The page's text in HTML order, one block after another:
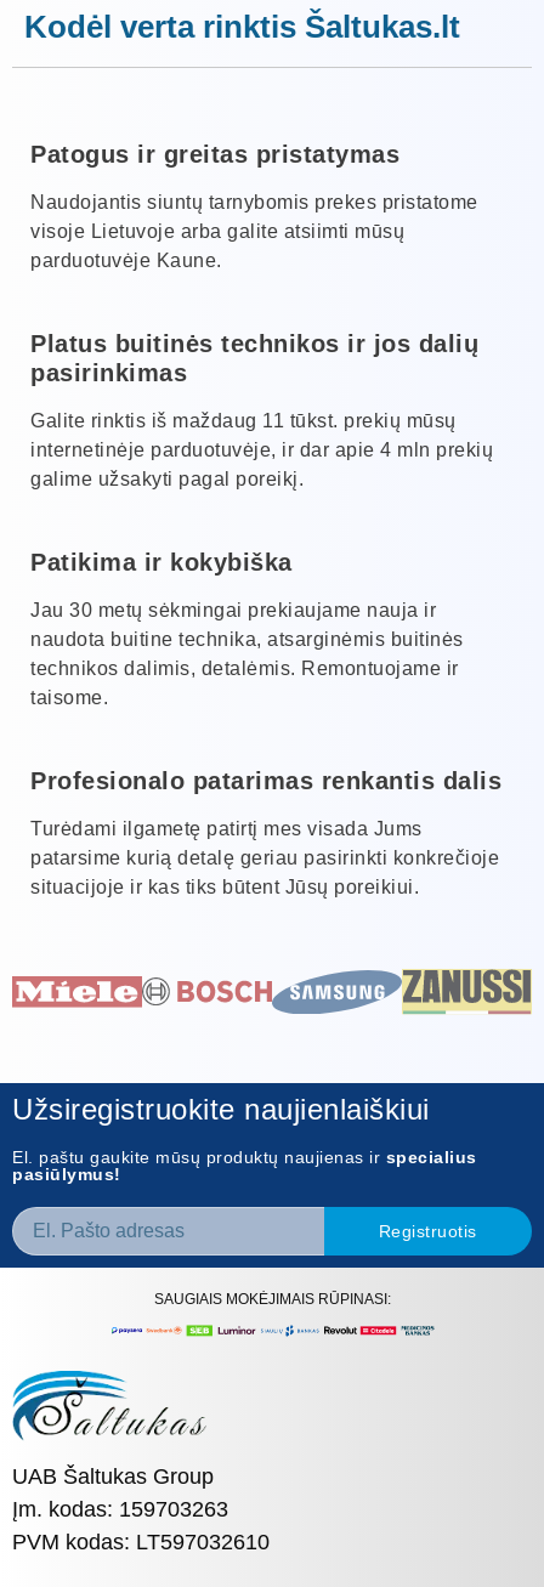
Kodėl verta rinktis Šaltukas.lt
Patogus ir greitas pristatymas
Naudojantis siuntų tarnybomis prekes pristatome
visoje Lietuvoje arba galite atsiimti mūsų
parduotuvėje Kaune.
Platus buitinės technikos ir jos dalių
pasirinkimas
Galite rinktis iš maždaug 11 tūkst. prekių mūsų
internetinėje parduotuvėje, ir dar apie 4 mln prekių
galime užsakyti pagal poreikį.
Patikima ir kokybiška
Jau 30 metų sėkmingai prekiaujame nauja ir
naudota buitine technika, atsarginėmis buitinės
technikos dalimis, detalėmis. Remontuojame ir
taisome.
Profesionalo patarimas renkantis dalis
Turėdami ilgametę patirtį mes visada Jums
patarsime kurią detalę geriau pasirinkti konkrečioje
situacijoje ir kas tiks būtent Jūsų poreikiui.
Užsiregistruokite naujienlaiškiui
El. paštu gaukite mūsų produktų naujienas ir specialius
pasiūlymus!
Registruotis
SAUGIAIS MOKĖJIMAIS RŪPINASI:
UAB Šaltukas Group
Įm. kodas: 159703263
PVM kodas: LT597032610